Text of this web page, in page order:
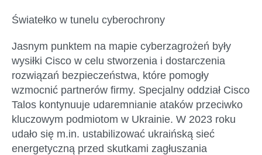
Światełko w tunelu cyberochrony
Jasnym punktem na mapie cyberzagrożeń były
wysiłki Cisco w celu stworzenia i dostarczenia
rozwiązań bezpieczeństwa, które pomogły
wzmocnić partnerów firmy. Specjalny oddział Cisco
Talos kontynuuje udaremnianie ataków przeciwko
kluczowym podmiotom w Ukrainie. W 2023 roku
udało się m.in. ustabilizować ukraińską sieć
energetyczną przed skutkami zagłuszania